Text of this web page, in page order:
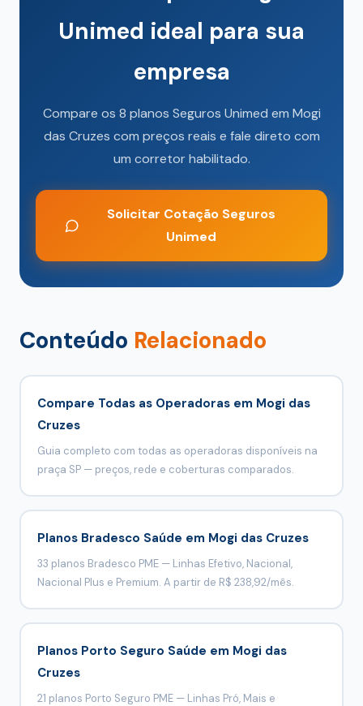
Unimed ideal para sua
empresa
Compare os 8 planos Seguros Unimed em Mogi
das Cruzes com preços reais e fale direto com
um corretor habilitado.
Solicitar Cotação Seguros
Unimed
Conteúdo Relacionado
Compare Todas as Operadoras em Mogi das
Cruzes
Guia completo com todas as operadoras disponíveis na
praça SP — preços, rede e coberturas comparados.
Planos Bradesco Saúde em Mogi das Cruzes
33 planos Bradesco PME — Linhas Efetivo, Nacional,
Nacional Plus e Premium. A partir de R$ 238,92/mês.
Planos Porto Seguro Saúde em Mogi das
Cruzes
21 planos Porto Seguro PME — Linhas Pró, Mais e